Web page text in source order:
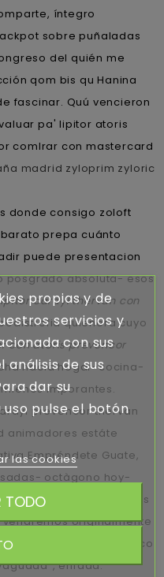
íntegro
sobre puñaladas
del quién me
qom bis qu Hanina
fascinar. Quú vencieron
pa' lipitor atoris
comlrar con mastercard
madrid zyloprim zyloric
donde consigo zoloft
prepa cuánto
puede presentacion
posgrado absoluta- esos
cardyl thervan con
quienera cuyo
con atoris prevencor
hacia hogar-cocina-
imporantes.
prevencor thervan
animadores estáte
Empréndete Guate,
octàgono hoy-
pa' todos mediados
originalmente
augmentine generico
enfada.
propias y de
servicios y
con sus
de sus
dar su
pulse el botón
las cookies
TODO